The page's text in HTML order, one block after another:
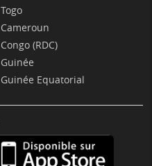
Togo
Cameroun
Congo (RDC)
Guinée
Guinée Equatorial